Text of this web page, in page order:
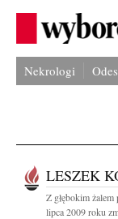
Nekrologi
LESZEK
Z głębokim
lipca 2009 roku